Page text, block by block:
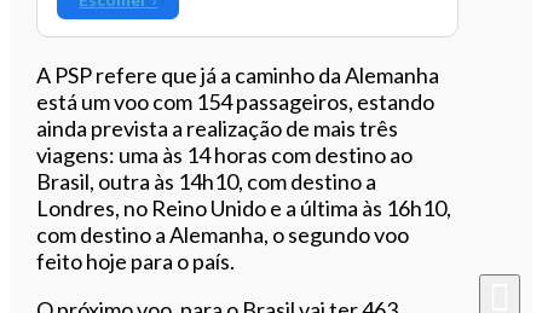
A PSP refere que já a caminho da Alemanha
está um voo com 154 passageiros, estando
ainda prevista a realização de mais três
viagens: uma às 14 horas com destino ao
Brasil, outra às 14h10, com destino a
Londres, no Reino Unido e a última às 16h10,
com destino a Alemanha, o segundo voo
feito hoje para o país.